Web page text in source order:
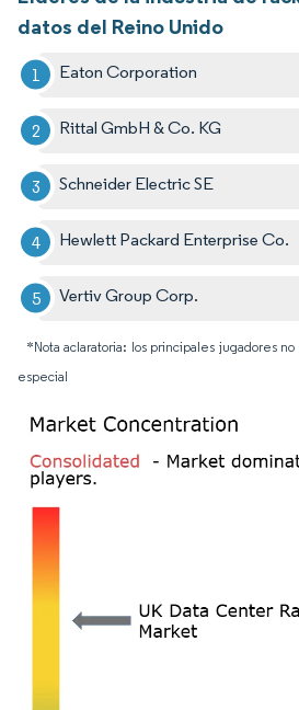
datos del Reino Unido
Eaton Corporation
Rittal GmbH & Co. KG
Schneider Electric SE
Hewlett Packard Enterprise Co.
Vertiv Group Corp.
*Nota aclaratoria: los principales jugadores
especial